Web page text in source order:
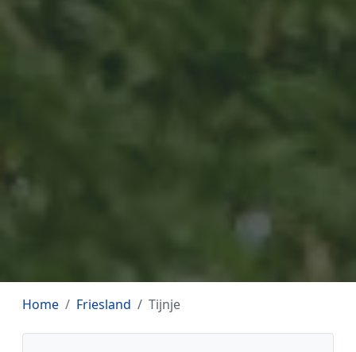
Home Friesland Tijnje